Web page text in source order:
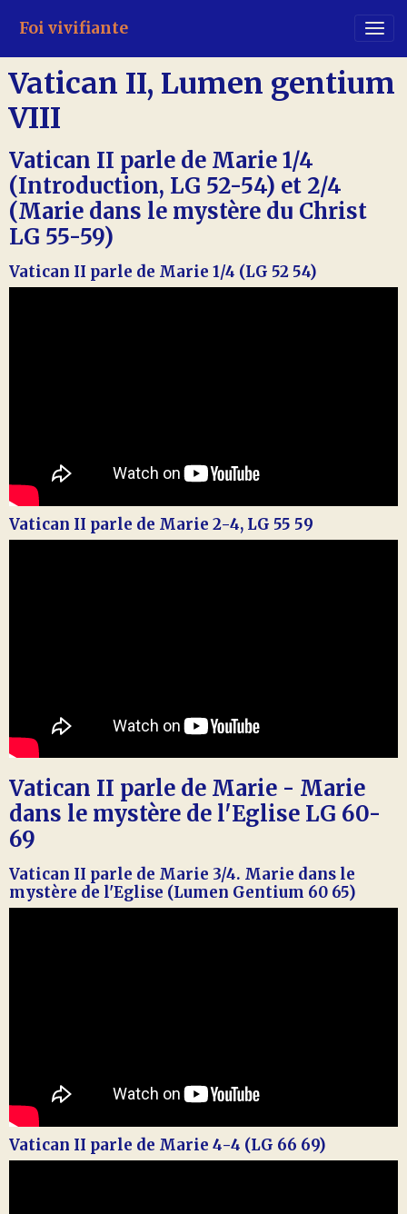
Foi vivifiante
Vatican II, Lumen gentium
VIII
Vatican II parle de Marie 1/4
(Introduction, LG 52-54) et 2/4
(Marie dans le mystère du Christ
LG 55-59)
Vatican II parle de Marie 1/4 (LG 52 54)
Vatican II parle de Marie 2-4, LG 55 59
Vatican II parle de Marie - Marie
dans le mystère de l'Eglise LG 60-
69
Vatican II parle de Marie 3/4. Marie dans le
mystère de l'Eglise (Lumen Gentium 60 65)
Vatican II parle de Marie 4-4 (LG 66 69)